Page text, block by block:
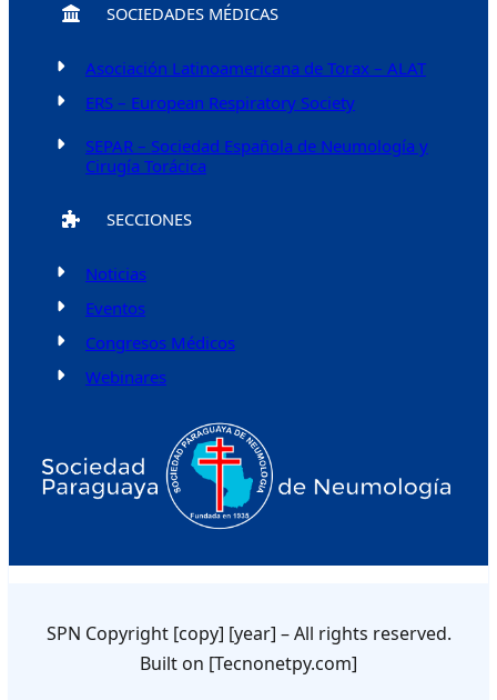
SOCIEDADES MÉDICAS
Asociación Latinoamericana de Torax – ALAT
ERS – European Respiratory Society
SEPAR – Sociedad Española de Neumología y
Cirugía Torácica
SECCIONES
Noticias
Eventos
Congresos Médicos
Webinares
SPN Copyright [copy] [year] – All rights reserved.
Built on [Tecnonetpy.com]